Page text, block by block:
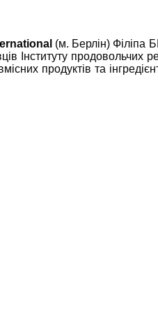
(м. Берлін) Філіпа
Інституту
продуктів та